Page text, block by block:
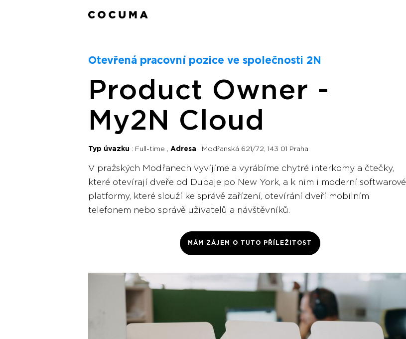
Otevřená pracovní pozice ve společnosti 2N
Product Owner -
My2N Cloud
Typ úvazku Full-time Adresa Modřanská 621/72, 143 01 Praha
V pražských Modřanech vyvíjíme a vyrábíme chytré interkomy a čtečky,
které otevírají dveře od Dubaje po New York, a k nim i moderní softwarové
platformy, které slouží ke správě zařízení, otevírání dveří mobilním
telefonem nebo správě uživatelů a návštěvníků.
MÁM ZÁJEM O TUTO PŘÍLEŽITOST